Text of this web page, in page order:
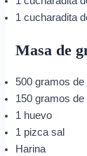
1 cucharadita
Masa de
500 gramos
150 gramos de
1 huevo
1 pizca sal
Harina